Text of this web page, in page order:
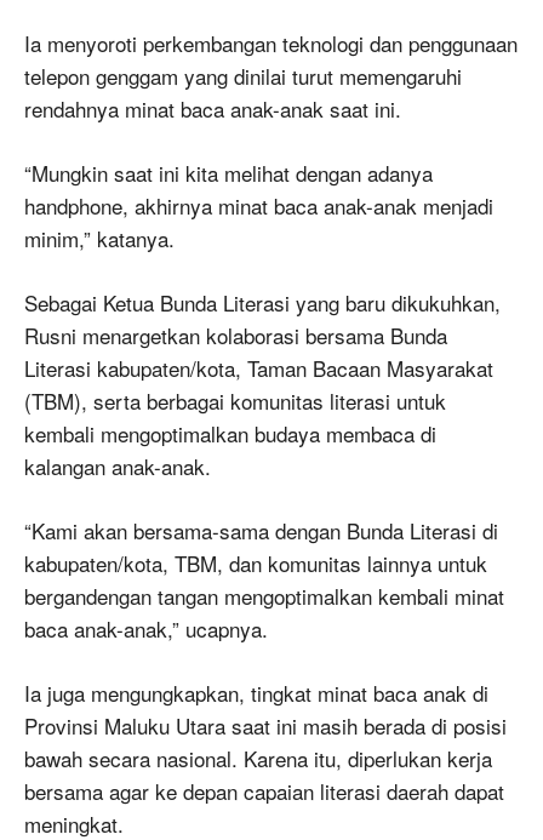
Ia menyoroti perkembangan teknologi dan penggunaan
telepon genggam yang dinilai turut memengaruhi
rendahnya minat baca anak-anak saat ini.
“Mungkin saat ini kita melihat dengan adanya
handphone, akhirnya minat baca anak-anak menjadi
minim,” katanya.
Sebagai Ketua Bunda Literasi yang baru dikukuhkan,
Rusni menargetkan kolaborasi bersama Bunda
Literasi kabupaten/kota, Taman Bacaan Masyarakat
(TBM), serta berbagai komunitas literasi untuk
kembali mengoptimalkan budaya membaca di
kalangan anak-anak.
“Kami akan bersama-sama dengan Bunda Literasi di
kabupaten/kota, TBM, dan komunitas lainnya untuk
bergandengan tangan mengoptimalkan kembali minat
baca anak-anak,” ucapnya.
Ia juga mengungkapkan, tingkat minat baca anak di
Provinsi Maluku Utara saat ini masih berada di posisi
bawah secara nasional. Karena itu, diperlukan kerja
bersama agar ke depan capaian literasi daerah dapat
meningkat.